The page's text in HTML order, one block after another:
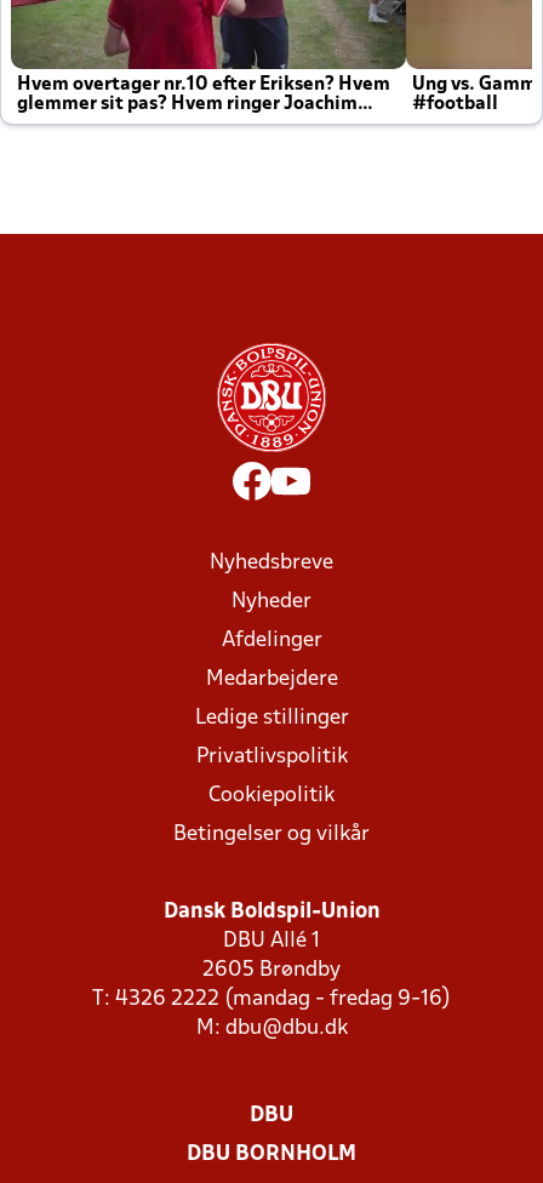
Hvem overtager nr.10 efter Eriksen? Hvem
glemmer sit pas? Hvem ringer Joachim
altid til efter kampe?
Ung vs.
#football
Nyhedsbreve
Nyheder
Afdelinger
Medarbejdere
Ledige stillinger
Privatlivspolitik
Cookiepolitik
Betingelser og vilkår
Dansk Boldspil-Union
DBU Allé 1
2605 Brøndby
T: 4326 2222 (mandag - fredag 9-16)
M: dbu@dbu.dk
DBU
DBU BORNHOLM